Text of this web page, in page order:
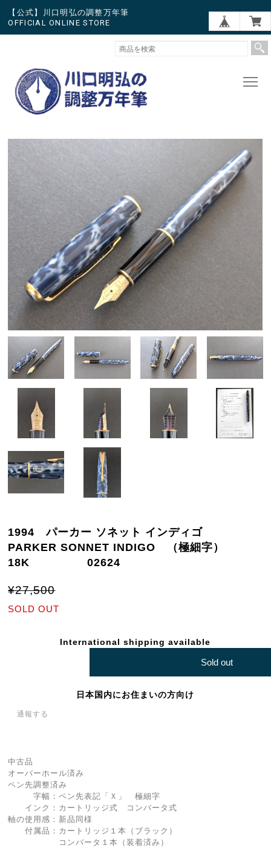
【公式】川口明弘の調整万年筆
OFFICIAL ONLINE STORE
1994 パーカー ソネット インディゴ
PARKER SONNET INDIGO （極細字）
18K 02624
¥27,500
SOLD OUT
International shipping available
Sold out
日本国内にお住まいの方向け
通報する
中古品
オーバーホール済み
ペン先調整済み
字幅：ペン先表記「Ｘ」 極細字
インク：カートリッジ式 コンバータ式
軸の使用感：新品同様
付属品：カートリッジ１本（ブラック）
コンバータ１本（装着済み）